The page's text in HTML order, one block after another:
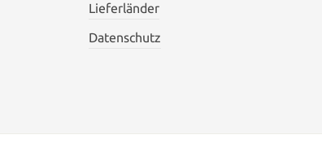
Lieferländer
Datenschutz